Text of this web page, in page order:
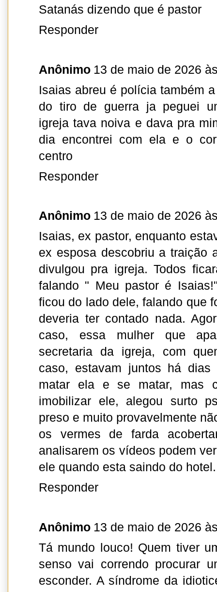
Satanás dizendo que é pastor
Responder
Anônimo 13 de maio de 2026
Isaias abreu é polícia também
do tiro de guerra ja peguei
igreja tava noiva e dava pra
dia encontrei com ela e o
centro
Responder
Anônimo 13 de maio de 2026
Isaias, ex pastor, enquanto
ex esposa descobriu a traição
divulgou pra igreja. Todos
falando " Meu pastor é
ficou do lado dele, falando que
deveria ter contado nada.
caso, essa mulher que
secretaria da igreja, com
caso, estavam juntos há
matar ela e se matar, mas
imobilizar ele, alegou surto
preso e muito provavelmente
os vermes de farda
analisarem os vídeos podem
ele quando esta saindo do hotel.
Responder
Anônimo 13 de maio de 2026
Tá mundo louco! Quem tiver
senso vai correndo procurar
esconder. A síndrome da